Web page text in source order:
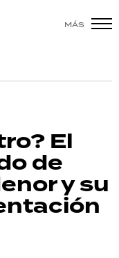
MÁS
El
de
y su